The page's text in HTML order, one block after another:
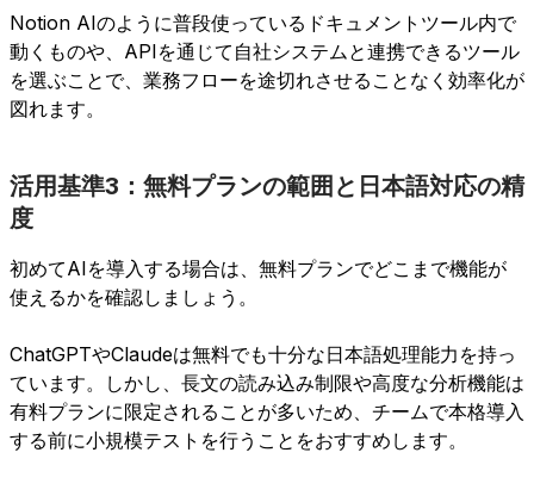
Notion AIのように普段使っているドキュメントツール内で
動くものや、APIを通じて自社システムと連携できるツール
を選ぶことで、業務フローを途切れさせることなく効率化が
図れます。
活用基準3：無料プランの範囲と日本語対応の精
度
初めてAIを導入する場合は、無料プランでどこまで機能が
使えるかを確認しましょう。
ChatGPTやClaudeは無料でも十分な日本語処理能力を持っ
ています。しかし、長文の読み込み制限や高度な分析機能は
有料プランに限定されることが多いため、チームで本格導入
する前に小規模テストを行うことをおすすめします。